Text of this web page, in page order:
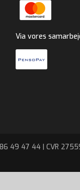
Via vores
49 47 44 | CVR